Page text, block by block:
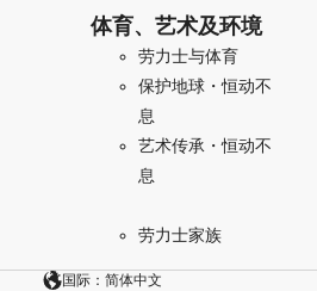
体育、艺术及环境
劳力士与体育
保护地球・恒动不
息
艺术传承・恒动不
息
劳力士家族
国际：简体中文